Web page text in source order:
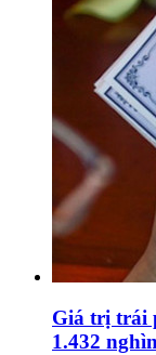
Giá trị trái
1.432